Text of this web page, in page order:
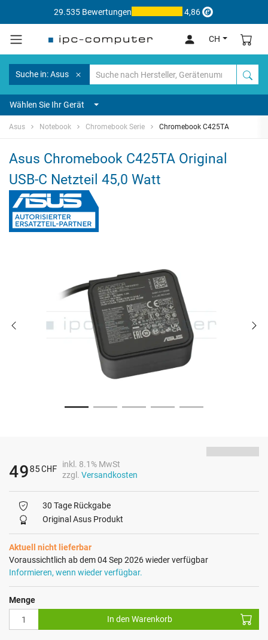
29.535 Bewertungen 4,86
CH
Suche in: Asus
Wählen Sie Ihr Gerät
Asus Notebook Chromebook Serie Chromebook C425TA
Asus Chromebook C425TA Original
USB-C Netzteil 45,0 Watt
4985CHF
inkl. 8.1% MwSt
zzgl. Versandkosten
30 Tage Rückgabe
Original Asus Produkt
Aktuell nicht lieferbar
Voraussichtlich ab dem 04 Sep 2026 wieder verfügbar
Informieren, wenn wieder verfügbar.
Menge
In den Warenkorb